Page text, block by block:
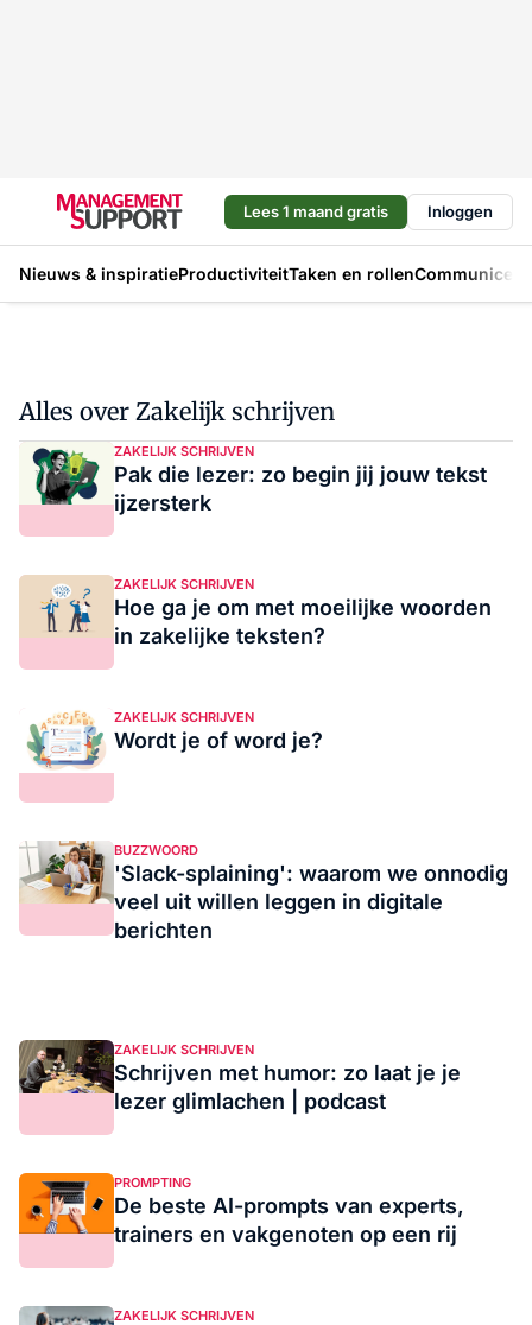
Lees 1 maand gratis Inloggen
Nieuws & inspiratieProductiviteitTaken en rollen
Alles over Zakelijk schrijven
ZAKELIJK SCHRIJVEN
Pak die lezer: zo begin jij jouw tekst
ijzersterk
ZAKELIJK SCHRIJVEN
Hoe ga je om met moeilijke woorden
in zakelijke teksten?
ZAKELIJK SCHRIJVEN
Wordt je of word je?
BUZZWOORD
'Slack-splaining': waarom we onnodig
veel uit willen leggen in digitale
berichten
ZAKELIJK SCHRIJVEN
Schrijven met humor: zo laat je je
lezer glimlachen | podcast
PROMPTING
De beste AI-prompts van experts,
trainers en vakgenoten op een rij
ZAKELIJK SCHRIJVEN